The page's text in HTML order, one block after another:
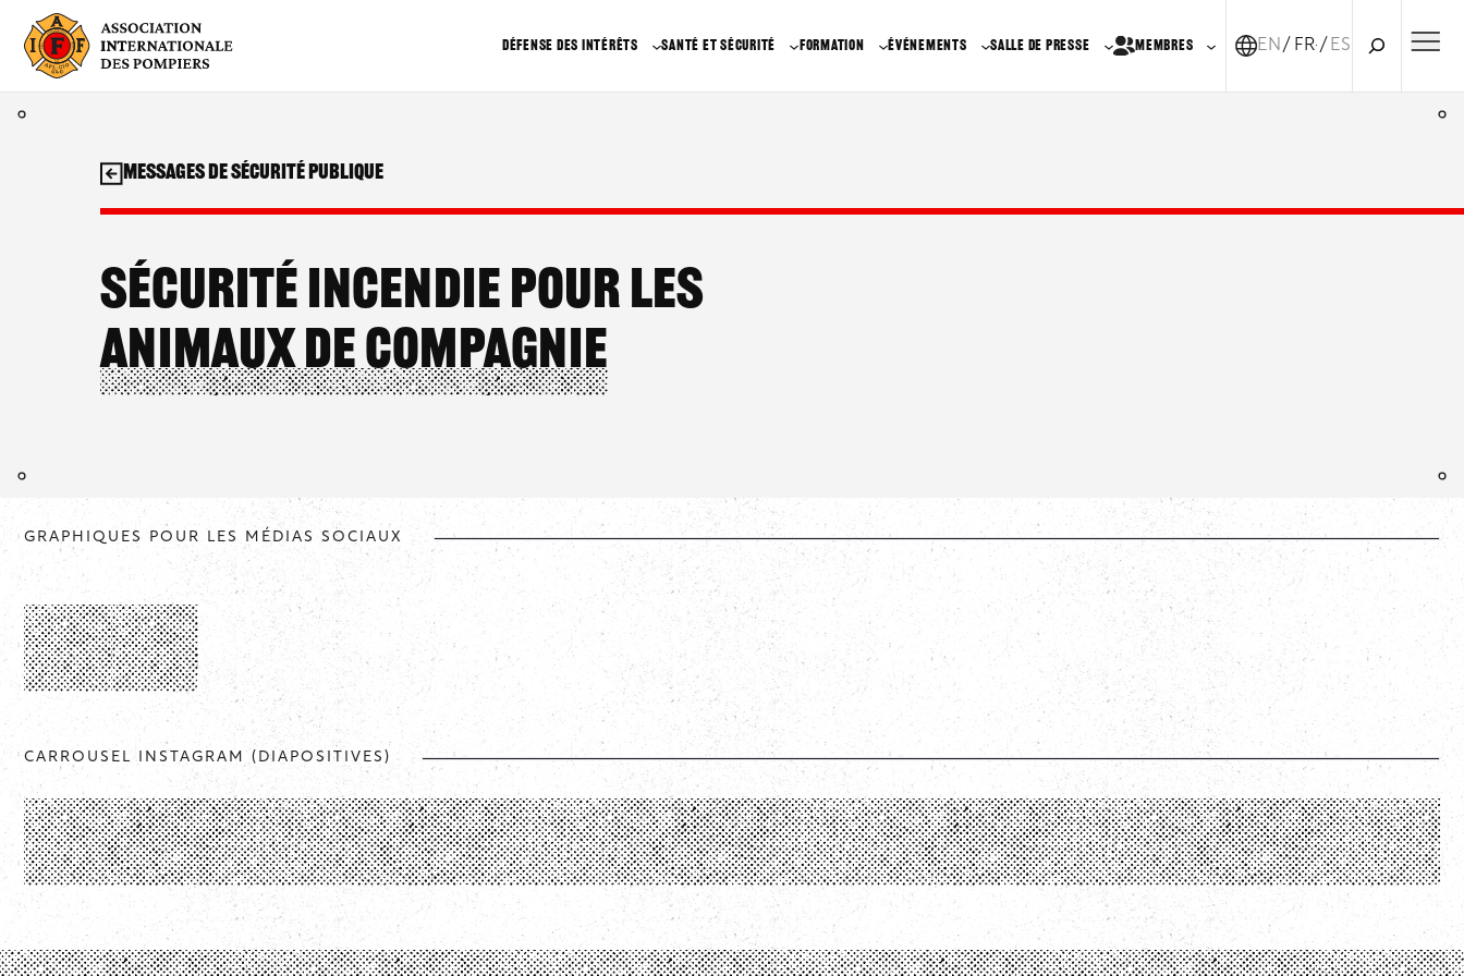
contenu
DÉFENSE DES INTÉRÊTS SANTÉ ET SÉCURITÉ FORMATION ÉVÉNEMENTS SALLE DE PRESSE MEMBRES EN FR-CA
ES
Sécurité incendie pour les
animaux de compagnie
Messages de sécurité publique
GRAPHIQUES POUR LES MÉDIAS SOCIAUX
CARROUSEL INSTAGRAM (DIAPOSITIVES)